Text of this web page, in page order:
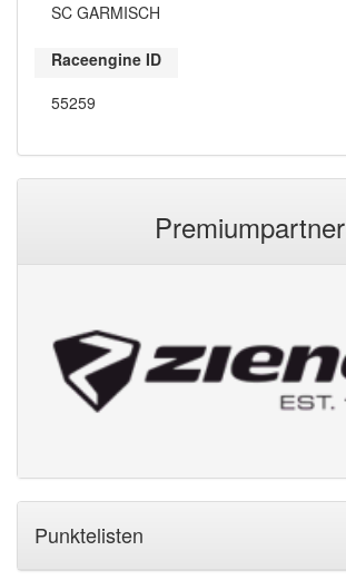
SC GARMISCH
Raceengine ID
55259
Premiumpartner
Punktelisten